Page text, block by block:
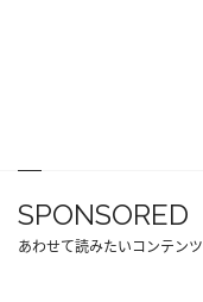
SPONSORED
あわせて読みたいコンテンツ